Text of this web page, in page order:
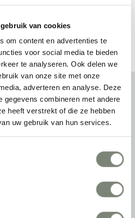
van cookies
om content en advertenties te
voor social media te bieden
te analyseren. Ook delen we
van onze site met onze
adverteren en analyse. Deze
gegevens combineren met andere
heeft verstrekt of die ze hebben
uw gebruik van hun services.
alles van Caimi
om juist dat voor onze klanten te
En dat doen we niet alleen
Naar hoe we werkomgevingen een
bijvoorbeeld. Maar ook door keer op